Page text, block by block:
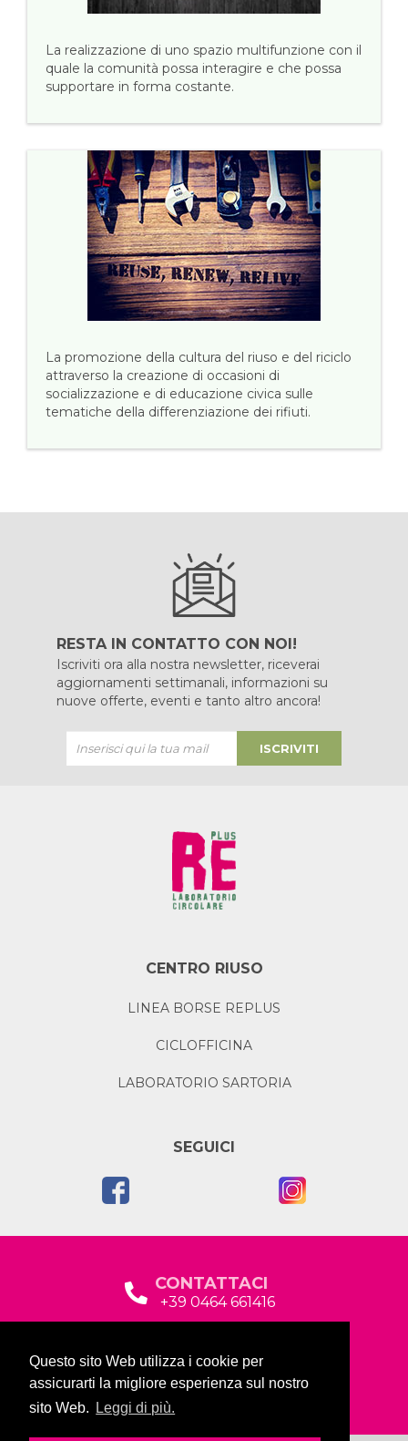
Questo sito Web utilizza i cookie per
assicurarti la migliore esperienza sul nostro
sito Web.
Leggi di più.
La realizzazione di uno spazio multifunzione con il
quale la comunità possa interagire e che possa
supportare in forma costante.
La promozione della cultura del riuso e del riciclo
attraverso la creazione di occasioni di
socializzazione e di educazione civica sulle
tematiche della differenziazione dei rifiuti.
RESTA IN CONTATTO CON NOI!
Iscriviti ora alla nostra newsletter, riceverai
aggiornamenti settimanali, informazioni su
nuove offerte, eventi e tanto altro ancora!
ISCRIVITI
CENTRO RIUSO
LINEA BORSE REPLUS
CICLOFFICINA
LABORATORIO SARTORIA
SEGUICI
CONTATTACI
+39 0464 661416
Via Baltera, 19
38066 Riva del Garda (TN)